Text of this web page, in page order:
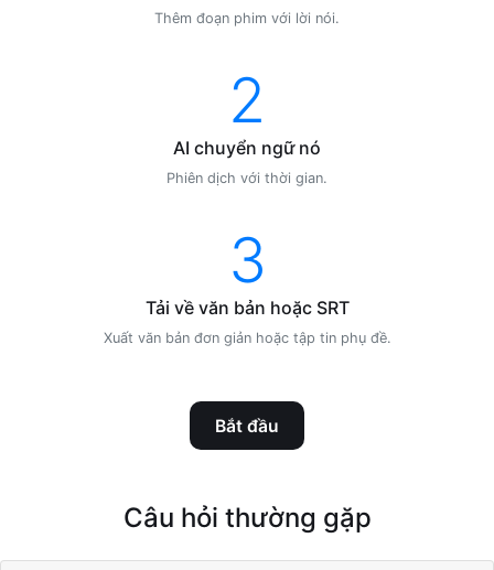
Thêm đoạn phim với lời nói.
2
AI chuyển ngữ nó
Phiên dịch với thời gian.
3
Tải về văn bản hoặc SRT
Xuất văn bản đơn giản hoặc tập tin phụ đề.
Bắt đầu
Câu hỏi thường gặp